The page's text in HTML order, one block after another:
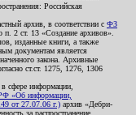
Российская
архив, в соответствии с ФЗ
п. 2 ст. 13 «Создание архивов».
изданные книги, а также
документам является
закона. Архивные
ст.ст. 1275, 1276, 1306
сфере информации,
«Об информации,
от 27.07.06 г.) архив «Дебри-
за распространение